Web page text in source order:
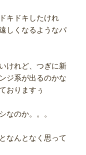
キドキしたけれ
しくなるようなパ
けれど、つぎに新
ジ系が出るのかな
おりますぅ
なのか。。。
なんとなく思って